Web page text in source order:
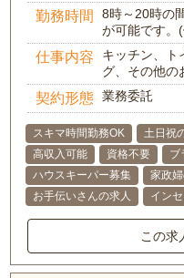
勤務時間
8時～20時の
が可能です。
仕事内容
キッチン、ト
グ、その他の
契約形態 業務委託
スキマ時間勤務OK 土日祝
高収入可能
資格不要 ブ
ハウスキーパー募集
家政
お手伝いさんの求人
イン
この求